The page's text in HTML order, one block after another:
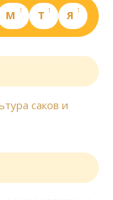
М 1 Т 1 Я 1
саков и